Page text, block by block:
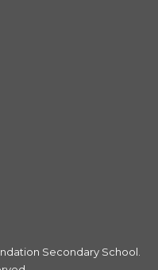
Secondary School.